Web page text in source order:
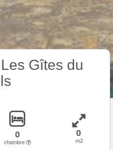
Gîtes du
0
chambre
0
m2